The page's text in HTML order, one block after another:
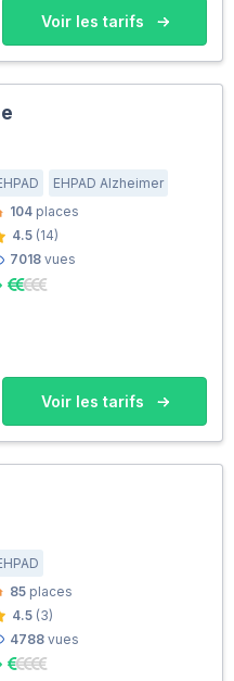
Voir les tarifs
EHPAD Alzheimer
104 places
4.5 (14)
7018 vues
Voir les tarifs
85 places
4.5 (3)
4788 vues